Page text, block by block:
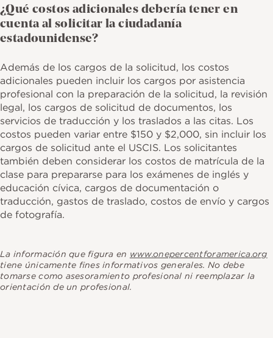
¿Qué costos adicionales debería tener en
cuenta al solicitar la ciudadanía
estadounidense?
Además de los cargos de la solicitud, los costos
adicionales pueden incluir los cargos por asistencia
profesional con la preparación de la solicitud, la revisión
legal, los cargos de solicitud de documentos, los
servicios de traducción y los traslados a las citas. Los
costos pueden variar entre $150 y $2,000, sin incluir los
cargos de solicitud ante el USCIS. Los solicitantes
también deben considerar los costos de matrícula de la
clase para prepararse para los exámenes de inglés y
educación cívica, cargos de documentación o
traducción, gastos de traslado, costos de envío y cargos
de fotografía.
La información que figura en www.onepercentforamerica.org
tiene únicamente fines informativos generales. No debe
tomarse como asesoramiento profesional ni reemplazar la
orientación de un profesional.